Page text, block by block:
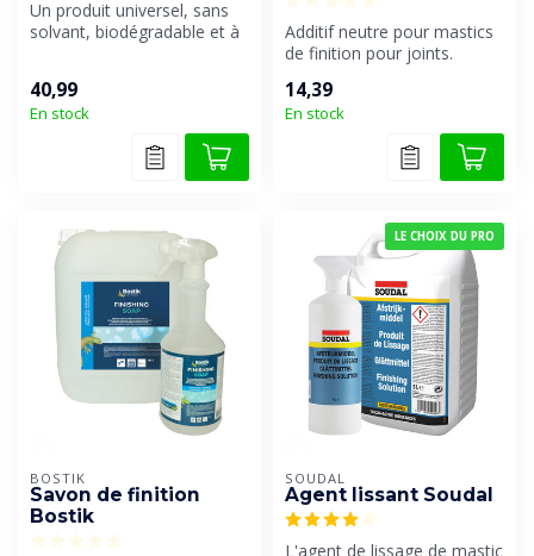
Un produit universel, sans
solvant, biodégradable et à
40,99
En stock
Additif neutre pour mastics
de finition pour joints.
14,39
En stock
BOSTIK
Savon de finition
Bostik
LE CHOIX DU PRO
SOUDAL
Agent lissant Soudal
L'agent de lissage de mastic